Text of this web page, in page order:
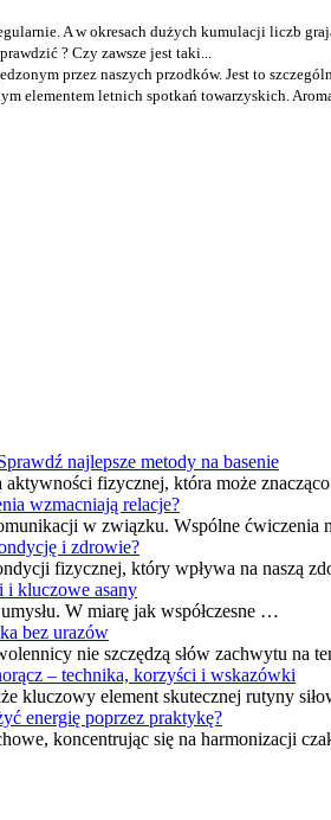
A w okresach dużych kumulacji liczb
? Czy zawsze jest taki...
przez naszych przodków. Jest to
elementem letnich spotkań towarzyskich.
najlepsze metody na basenie
fizycznej, która może
wzmacniają relacje?
w związku. Wspólne ćwiczenia
i zdrowie?
fizycznej, który wpływa na naszą
i kluczowe asany
W miarę jak współczesne …
bez urazów
nie szczędzą słów zachwytu na
– technika, korzyści i wskazówki
kluczowy element skutecznej rutyny
energię poprzez praktykę?
koncentrując się na harmonizacji